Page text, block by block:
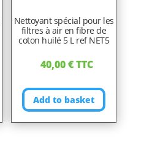
Nettoyant spécial pour les
filtres à air en fibre de
coton huilé 5 L ref NET5
40,00€TTC
Add to basket